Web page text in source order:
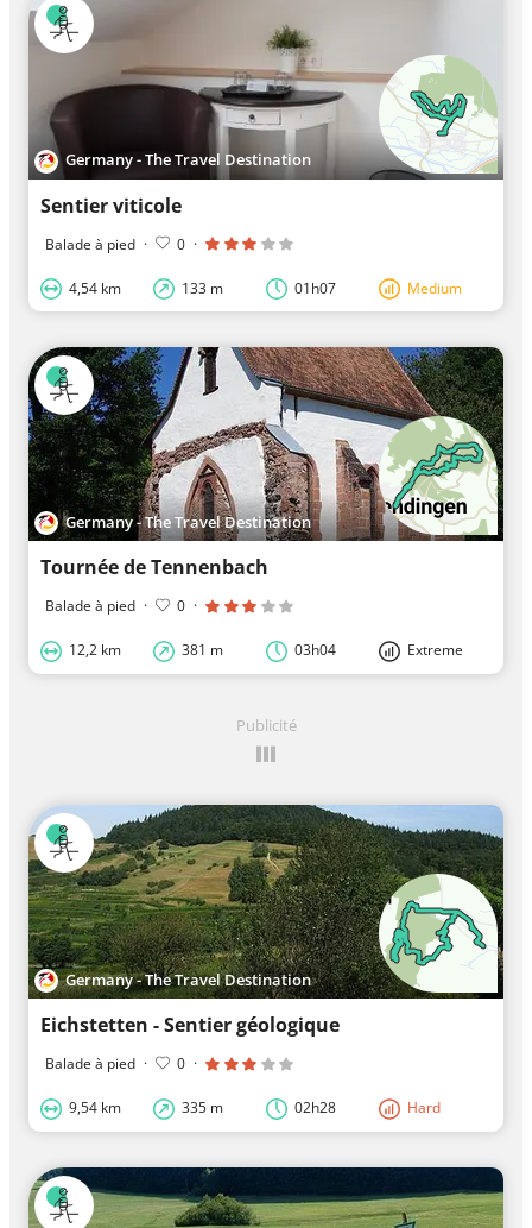
Germany - The Travel Destination
Sentier viticole
Balade à pied · 0 ·
4,54 km 133 m 01h07 Medium
Germany - The Travel Destination
Tournée de Tennenbach
Balade à pied · 0 ·
12,2 km 381 m 03h04 Extreme
Publicité
Germany - The Travel Destination
Eichstetten - Sentier géologique
Balade à pied · 0 ·
9,54 km 335 m 02h28 Hard